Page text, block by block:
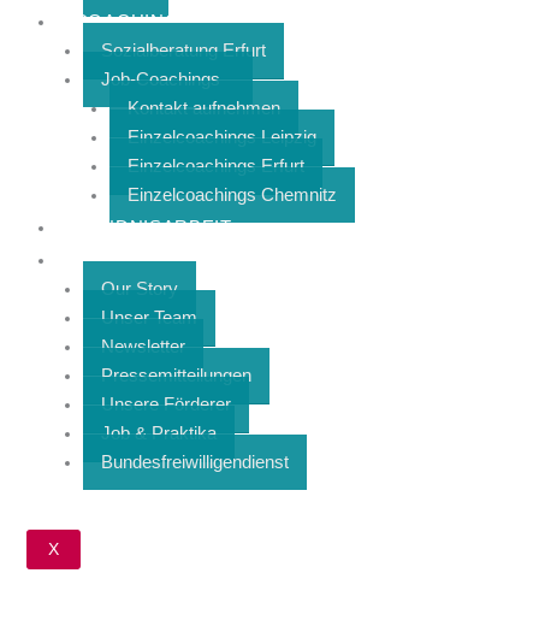
COACHING & SOZIALBERATUNG
Sozialberatung Erfurt
Job-Coachings
Kontakt aufnehmen
Einzelcoachings Leipzig
Einzelcoachings Erfurt
Einzelcoachings Chemnitz
BÜNDNISARBEIT
ÜBER UNS
Our Story
Unser Team
Newsletter
Pressemitteilungen
Unsere Förderer
Job & Praktika
Bundesfreiwilligendienst
X